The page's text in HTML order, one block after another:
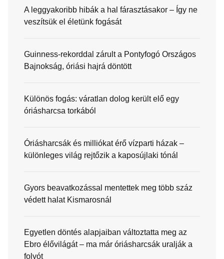
A leggyakoribb hibák a hal fárasztásakor – Így ne
veszítsük el életünk fogását
Guinness-rekorddal zárult a Pontyfogó Országos
Bajnokság, óriási hajrá döntött
Különös fogás: váratlan dolog került elő egy
óriásharcsa torkából
Óriásharcsák és milliókat érő vízparti házak –
különleges világ rejtőzik a kaposújlaki tónál
Gyors beavatkozással mentettek meg több száz
védett halat Kismarosnál
Egyetlen döntés alapjaiban változtatta meg az
Ebro élővilágát – ma már óriásharcsák uralják a
folyót